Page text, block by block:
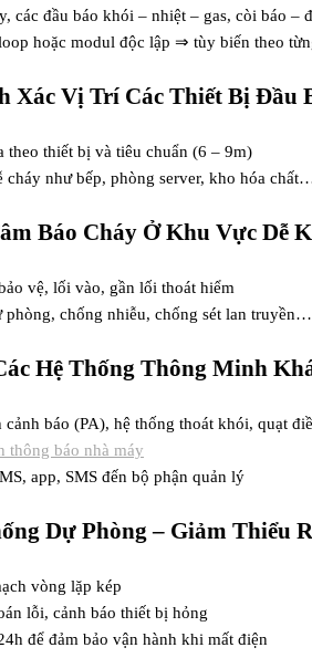
các đầu báo khói – nhiệt – gas, còi báo –
hoặc modul độc lập ⇒ tùy biến theo
Xác Vị Trí Các Thiết Bị Đầu
theo thiết bị và tiêu chuẩn (6 – 9m)
cháy như bếp, phòng server, kho hóa
Báo Cháy Ở Khu Vực Dễ
vệ, lối vào, gần lối thoát hiểm
phòng, chống nhiễu, chống sét lan truyền…
Hệ Thống Thông Minh
cảnh báo (PA), hệ thống thoát khói, quạt
thông báo nhà máy
app, SMS đến bộ phận quản lý
Dự Phòng – Giảm Thiểu
vòng lặp kép
lỗi, cảnh báo thiết bị hỏng
để đảm bảo vận hành khi mất điện